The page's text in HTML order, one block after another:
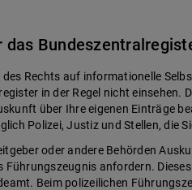
das
des Rechts auf informationelle
in der Regel nicht einsehen.
über Ihre eigenen Einträge
Polizei, Justiz und Stellen, die
oder andere Behörden
Führungszeugnis anfordern.
Beim polizeilichen